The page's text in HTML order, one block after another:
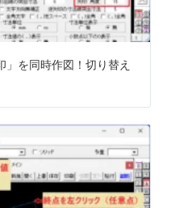
」を同時作図！切り替え